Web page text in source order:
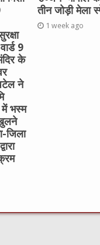
9
के
ने
में भस्म
जिला
तीन जोड़ी मेला
1 week ago